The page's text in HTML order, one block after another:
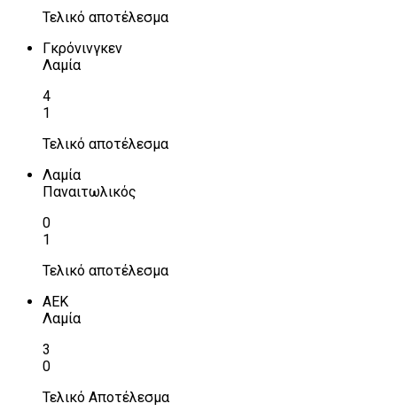
Τελικό αποτέλεσμα
Γκρόνινγκεν
Λαμία
4
1
Τελικό αποτέλεσμα
Λαμία
Παναιτωλικός
0
1
Τελικό αποτέλεσμα
ΑΕΚ
Λαμία
3
0
Τελικό Αποτέλεσμα